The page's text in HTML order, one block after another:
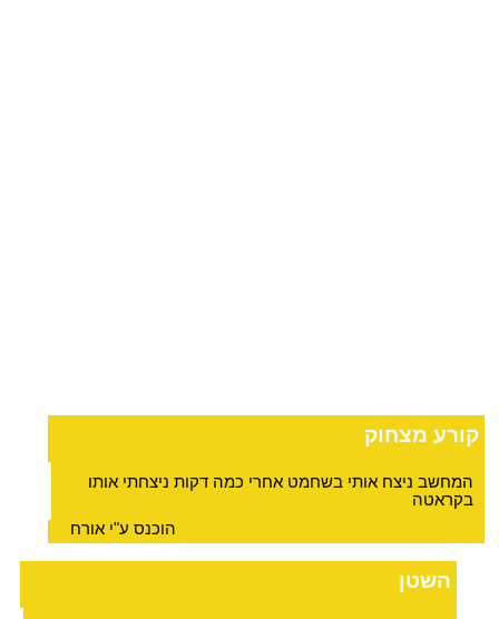
קורע מצחוק
המחשב ניצח אותי בשחמט אחרי כמה דקות ניצחתי אותו
בקראטה
הוכנס ע"י אורח
השטן